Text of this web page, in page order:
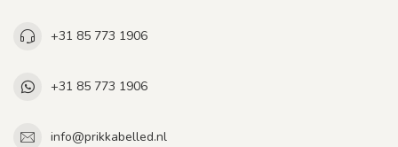
+31 85 773 1906
+31 85 773 1906
info@prikkabelled.nl